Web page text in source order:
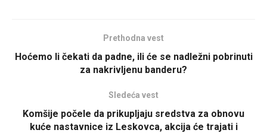
Prethodna vest
Hoćemo li čekati da padne, ili će se nadležni pobrinuti
za nakrivljenu banderu?
Sledeća vest
Komšije počele da prikupljaju sredstva za obnovu
kuće nastavnice iz Leskovca, akcija će trajati i